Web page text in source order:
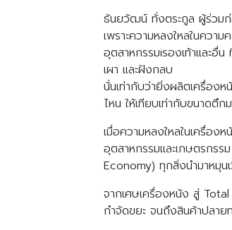
ธันยวัฒน์ ทั่งตระกูล ผู้ร่วมก่
เพราะความหลงใหลในคว
อุตสาหกรรมiรองเท้าและอื่
เผา และฝังกลบ
นั่นเท่ากับว่ายิ่งผลิตเครื่อง
ไหน ให้เทียบเท่ากับขนาดตึ
เมื่อความหลงใหลในเครื่อ
อุตสาหกรรมและเกษตรกร
Economy) ทุกสิ่งนำมาหมุน
จากเศษเครื่องหนัง สู่
กำจัดขยะ จนถึงสินค้าปลาย